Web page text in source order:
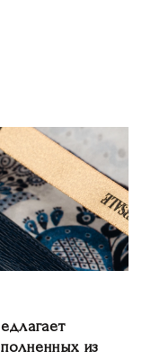
из